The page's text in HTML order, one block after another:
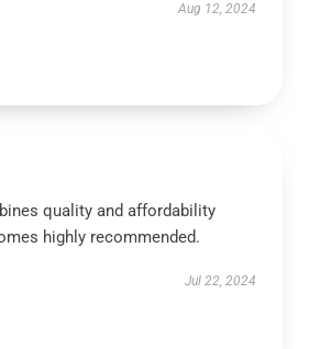
Aug 12, 2024
quality and affordability
highly recommended.
Jul 22, 2024